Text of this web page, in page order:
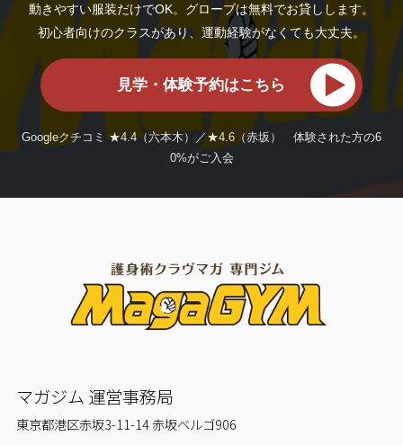
動きやすい服装だけでOK。グローブは無料でお貸しします。
初心者向けのクラスがあり、運動経験がなくても大丈夫。
見学・体験予約はこちら
Googleクチコミ ★4.4（六本木）／★4.6（赤坂） 体験された方の6
0%がご入会
マガジム 運営事務局
東京都港区赤坂3-11-14 赤坂ベルゴ906